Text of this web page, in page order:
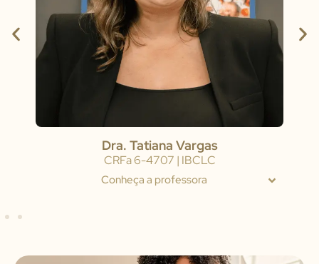
Dra. Tatiana Vargas
CRFa 6-4707 | IBCLC
Conheça a professora